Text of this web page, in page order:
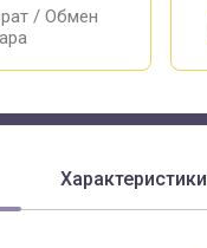
/ Обмен
Характеристики